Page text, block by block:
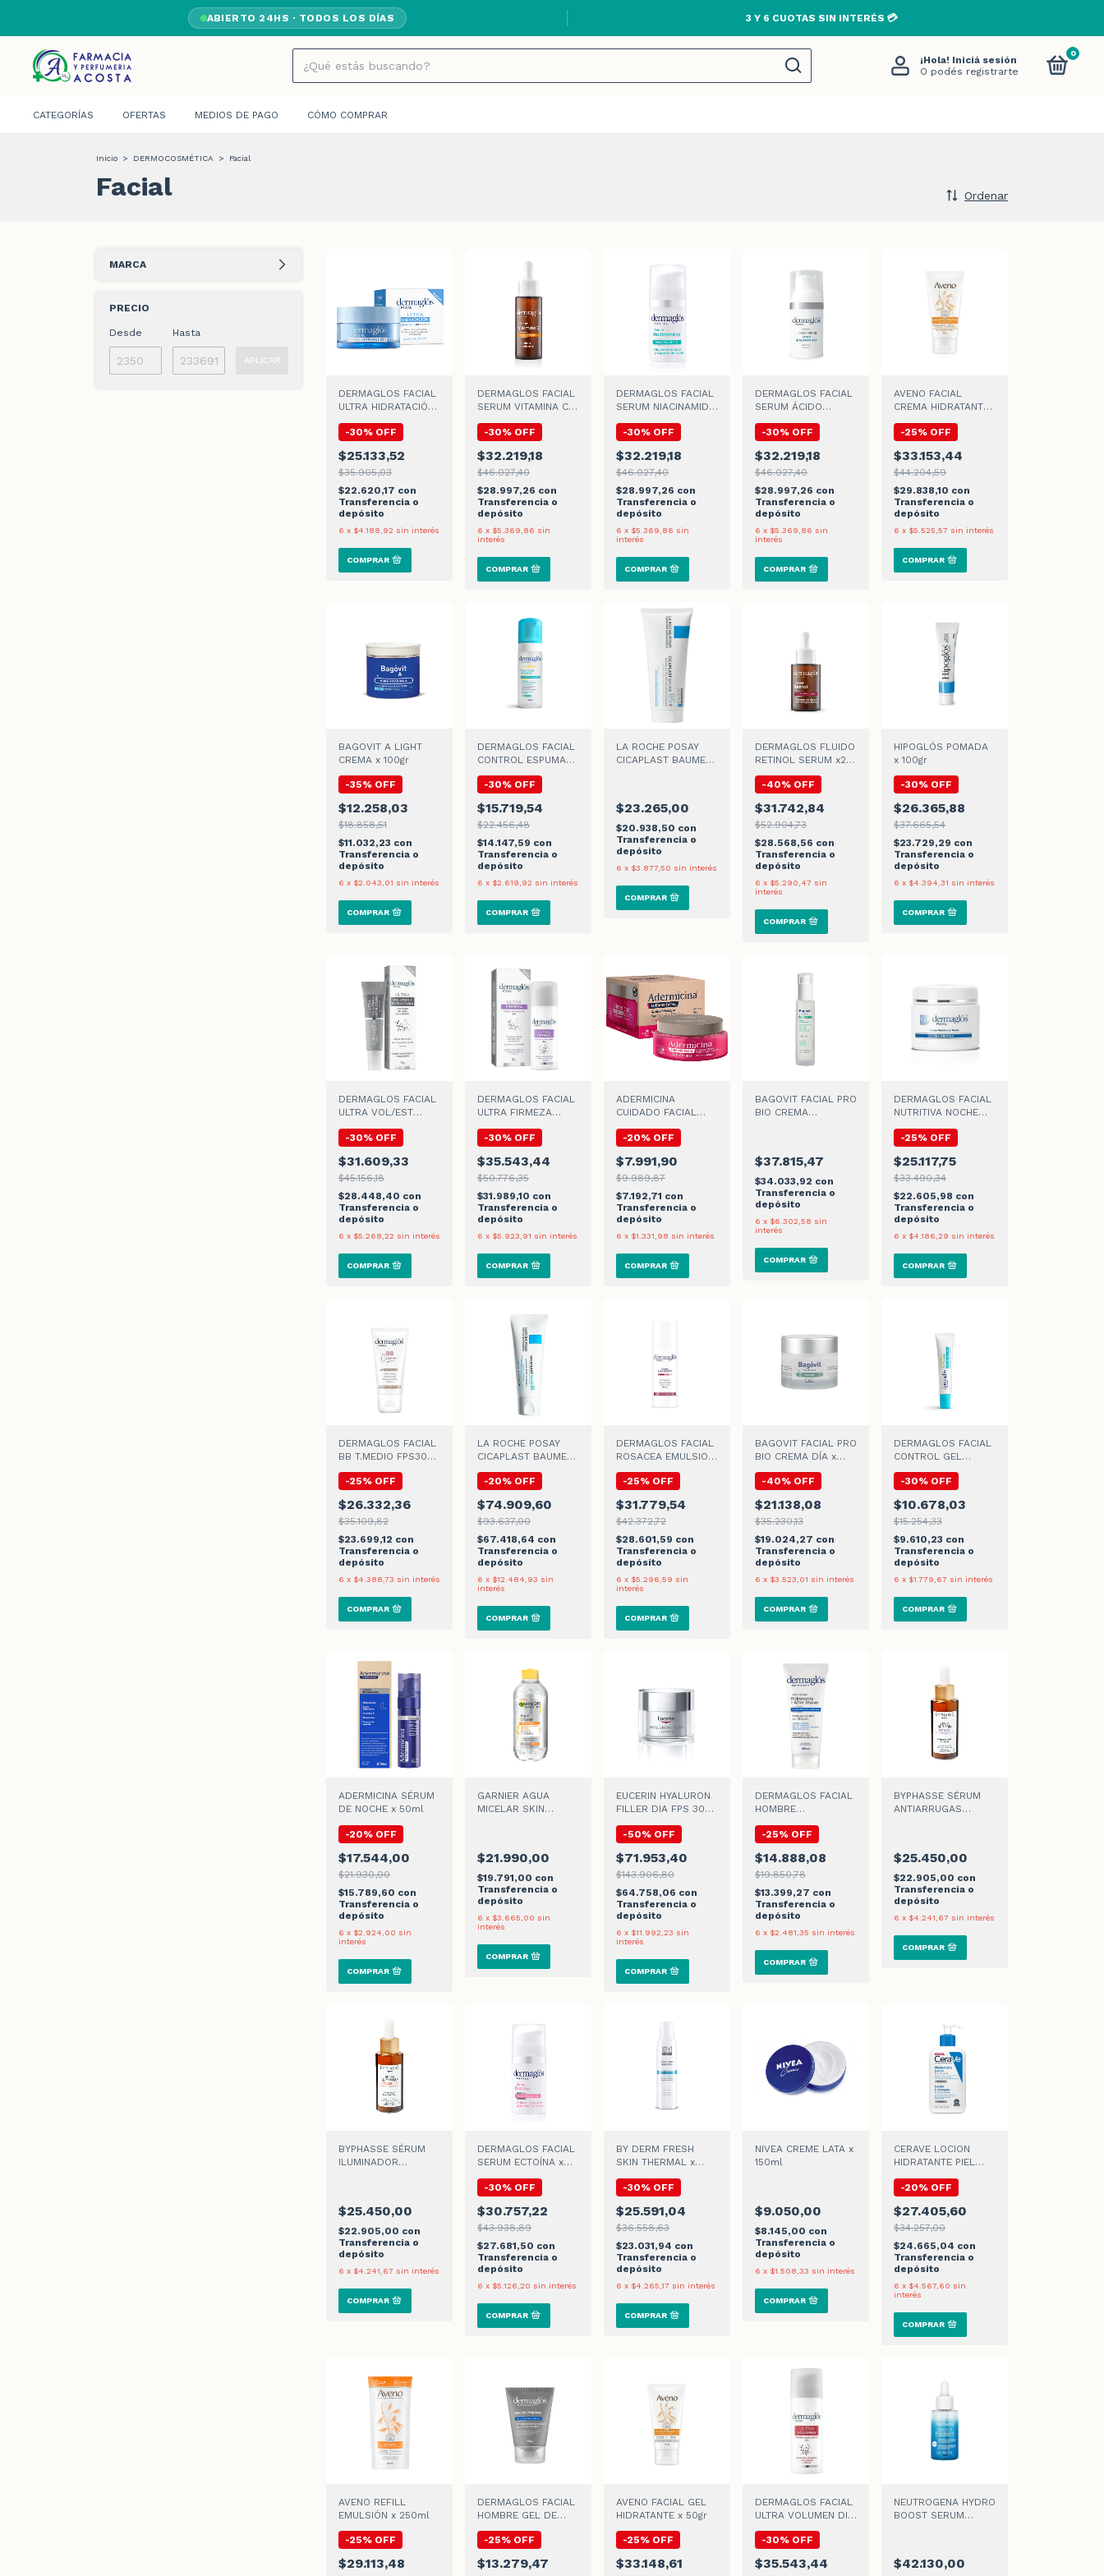
ABIERTO 24HS · TODOS LOS DÍAS
¡Hola! Iniciá sesión
O podés registrarte
0
CATEGORÍAS OFERTAS MEDIOS DE PAGO CÓMO COMPRAR
Inicio > DERMOCOSMÉTICA > Facial
Facial Ordenar
MARCA
PRECIO
Desde Hasta
APLICAR
DERMAGLOS FACIAL
ULTRA HIDRATACIÓN
-30% OFF
$25.133,52
$35.905,03
$22.620,17 con
Transferencia o
depósito
6 x $4.188,92 sin interés
DERMAGLOS FACIAL
SERUM VITAMINA C x
-30% OFF
$32.219,18
$46.027,40
$28.997,26 con
Transferencia o
depósito
6 x $5.369,86 sin
interés
DERMAGLOS FACIAL
SERUM NIACINAMIDA
-30% OFF
$32.219,18
$46.027,40
$28.997,26 con
Transferencia o
depósito
6 x $5.369,86 sin
interés
DERMAGLOS FACIAL
SERUM ÁCIDO
-30% OFF
$32.219,18
$46.027,40
$28.997,26 con
Transferencia o
depósito
6 x $5.369,86 sin
interés
AVENO FACIAL
CREMA HIDRATANTE
-25% OFF
$33.153,44
$44.204,59
$29.838,10 con
Transferencia o
depósito
6 x $5.525,57 sin interés
BAGOVIT A LIGHT
CREMA x 100gr
-35% OFF
$12.258,03
$18.858,51
$11.032,23 con
Transferencia o
depósito
6 x $2.043,01 sin interés
DERMAGLOS FACIAL
CONTROL ESPUMA
-30% OFF
$15.719,54
$22.456,48
$14.147,59 con
Transferencia o
depósito
6 x $2.619,92 sin interés
LA ROCHE POSAY
CICAPLAST BAUME
$23.265,00
$20.938,50 con
Transferencia o
depósito
6 x $3.877,50 sin interés
DERMAGLOS FLUIDO
RETINOL SERUM x25
-40% OFF
$31.742,84
$52.904,73
$28.568,56 con
Transferencia o
depósito
6 x $5.290,47 sin
interés
HIPOGLÓS POMADA
x 100gr
-30% OFF
$26.365,88
$37.665,54
$23.729,29 con
Transferencia o
depósito
6 x $4.394,31 sin interés
DERMAGLOS FACIAL
ULTRA VOL/EST
CREMA x 15gr
-30% OFF
$31.609,33
$45.156,18
$28.448,40 con
Transferencia o
depósito
6 x $5.268,22 sin interés
DERMAGLOS FACIAL
ULTRA FIRMEZA
-30% OFF
$35.543,44
$50.776,35
$31.989,10 con
Transferencia o
depósito
6 x $5.923,91 sin interés
ADERMICINA
CUIDADO FACIAL
CREMA x 100gr
-20% OFF
$7.991,90
$9.989,87
$7.192,71 con
Transferencia o
depósito
6 x $1.331,98 sin interés
BAGOVIT FACIAL PRO
BIO CREMA
$37.815,47
$34.033,92 con
Transferencia o
depósito
6 x $6.302,58 sin
interés
DERMAGLOS FACIAL
NUTRITIVA NOCHE
-25% OFF
$25.117,75
$33.490,34
$22.605,98 con
Transferencia o
depósito
6 x $4.186,29 sin interés
DERMAGLOS FACIAL
BB T.MEDIO FPS30
-25% OFF
$26.332,36
$35.109,82
$23.699,12 con
Transferencia o
depósito
6 x $4.388,73 sin interés
LA ROCHE POSAY
CICAPLAST BAUME
-20% OFF
$74.909,60
$93.637,00
$67.418,64 con
Transferencia o
depósito
6 x $12.484,93 sin
interés
DERMAGLOS FACIAL
ROSACEA EMULSION
-25% OFF
$31.779,54
$42.372,72
$28.601,59 con
Transferencia o
depósito
6 x $5.296,59 sin
interés
BAGOVIT FACIAL PRO
BIO CREMA DÍA x
-40% OFF
$21.138,08
$35.230,13
$19.024,27 con
Transferencia o
depósito
6 x $3.523,01 sin interés
DERMAGLOS FACIAL
CONTROL GEL
-30% OFF
$10.678,03
$15.254,33
$9.610,23 con
Transferencia o
depósito
6 x $1.779,67 sin interés
ADERMICINA SÉRUM
DE NOCHE x 50ml
-20% OFF
$17.544,00
$21.930,00
$15.789,60 con
Transferencia o
depósito
6 x $2.924,00 sin
interés
GARNIER AGUA
MICELAR SKIN
$21.990,00
$19.791,00 con
Transferencia o
depósito
6 x $3.665,00 sin
interés
EUCERIN HYALURON
FILLER DIA FPS 30
-50% OFF
$71.953,40
$143.906,80
$64.758,06 con
Transferencia o
depósito
6 x $11.992,23 sin
interés
DERMAGLOS FACIAL
HOMBRE
-25% OFF
$14.888,08
$19.850,78
$13.399,27 con
Transferencia o
depósito
6 x $2.481,35 sin interés
BYPHASSE SÉRUM
ANTIARRUGAS
$25.450,00
$22.905,00 con
Transferencia o
depósito
6 x $4.241,67 sin interés
BYPHASSE SÉRUM
ILUMINADOR
$25.450,00
$22.905,00 con
Transferencia o
depósito
6 x $4.241,67 sin interés
DERMAGLOS FACIAL
SERUM ECTOÍNA x
-30% OFF
$30.757,22
$43.938,89
$27.681,50 con
Transferencia o
depósito
6 x $5.126,20 sin interés
BY DERM FRESH
SKIN THERMAL x
-30% OFF
$25.591,04
$36.558,63
$23.031,94 con
Transferencia o
depósito
6 x $4.265,17 sin interés
NIVEA CREME LATA x
150ml
$9.050,00
$8.145,00 con
Transferencia o
depósito
6 x $1.508,33 sin interés
CERAVE LOCION
HIDRATANTE PIEL
236ml
-20% OFF
$27.405,60
$34.257,00
$24.665,04 con
Transferencia o
depósito
6 x $4.567,60 sin
interés
AVENO REFILL
EMULSIÓN x 250ml
-25% OFF
$29.113,48
DERMAGLOS FACIAL
HOMBRE GEL DE
-25% OFF
$13.279,47
AVENO FACIAL GEL
HIDRATANTE x 50gr
-25% OFF
$33.148,61
DERMAGLOS FACIAL
ULTRA VOLUMEN DIA
-30% OFF
$35.543,44
NEUTROGENA HYDRO
BOOST SERUM
$42.130,00